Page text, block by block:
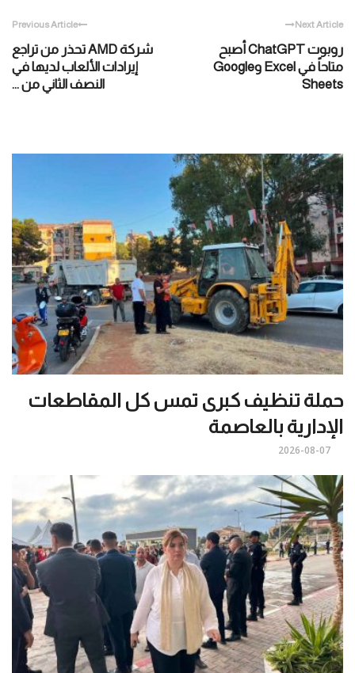
Previous Article
شركة AMD تحذر من تراجع
إيرادات الألعاب لديها في
النصف الثاني من ...
Next Article
روبوت ChatGPT أصبح
متاحاً في Excel وGoogle
Sheets
حملة تنظيف كبرى تمس كل المقاطعات
الإدارية بالعاصمة
2026-08-07